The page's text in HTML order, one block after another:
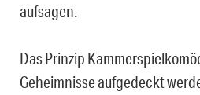
aufsagen.
Das Prinzip
Geheimnisse aufgedeckt